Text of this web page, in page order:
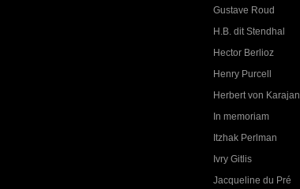
Gustave Roud
H.B. dit Stendhal
Hector Berlioz
Henry Purcell
Herbert von Karajan
In memoriam
Itzhak Perlman
Ivry Gitlis
Jacqueline du Pré